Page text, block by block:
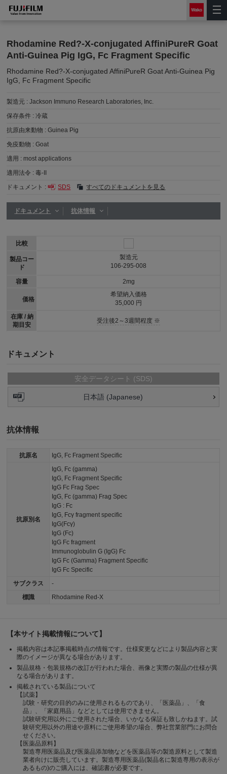
Rhodamine Red?-X-conjugated AffiniPureR Goat
Anti-Guinea Pig IgG, Fc Fragment Specific
Rhodamine Red?-X-conjugated AffiniPureR Goat Anti-Guinea Pig
IgG, Fc Fragment Specific
製造元 :Jackson Immuno Research Laboratories, Inc.
保存条件 :冷蔵
抗原由来動物 :Guinea Pig
免疫動物 :Goat
適用 : most applications
適用法令 :毒-II
ドキュメント :
SDS すべてのドキュメントを見る
ドキュメント 抗体情報
比較
製品コー
ド
容量
価格
在庫 / 納
期目安
製造元
106-295-008
2mg
希望納入価格
35,000 円
受注後2～3週間程度 ※
ドキュメント
安全データシート (SDS)
日本語 (Japanese)
抗体情報
抗原名 IgG, Fc Fragment Specific
抗原別名
IgG, Fc (gamma)
IgG, Fc Fragment Specific
IgG Fc Frag Spec
IgG, Fc (gamma) Frag Spec
IgG : Fc
IgG, Fcγ fragment specific
IgG(Fcγ)
IgG (Fc)
IgG Fc fragment
Immunoglobulin G (IgG) Fc
IgG Fc (Gamma) Fragment Specific
IgG Fc Specific
サブクラス
-
標識
Rhodamine Red-X
【本サイト掲載情報について】
掲載内容は本記事掲載時点の情報です。仕様変更などにより製品内容と実
際のイメージが異なる場合があります。
製品規格・包装規格の改訂が行われた場合、画像と実際の製品の仕様が異
なる場合があります。
掲載されている製品について
【試薬】
試験・研究の目的のみに使用されるものであり、「医薬品」、「食
品」、「家庭用品」などとしては使用できません。
試験研究用以外にご使用された場合、いかなる保証も致しかねます。試
験研究用以外の用途や原料にご使用希望の場合、弊社営業部門にお問合
せください。
【医薬品原料】
製造専用医薬品及び医薬品添加物などを医薬品等の製造原料として製造
業者向けに販売しています。製造専用医薬品(製品名に製造専用の表示が
あるもの)のご購入には、確認書が必要です。